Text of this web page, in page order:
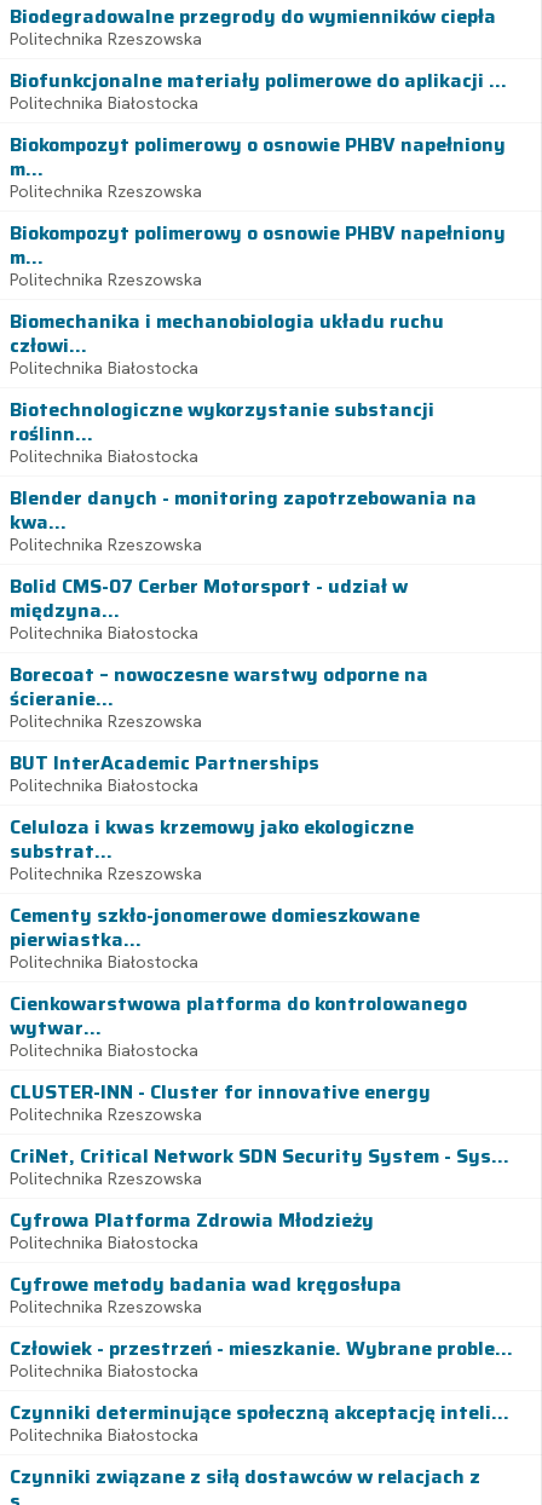
Biodegradowalne przegrody do wymienników ciepła
Politechnika Rzeszowska
Biofunkcjonalne materiały polimerowe do aplikacji ...
Politechnika Białostocka
Biokompozyt polimerowy o osnowie PHBV napełniony
m...
Politechnika Rzeszowska
Biokompozyt polimerowy o osnowie PHBV napełniony
m...
Politechnika Rzeszowska
Biomechanika i mechanobiologia układu ruchu
człowi...
Politechnika Białostocka
Biotechnologiczne wykorzystanie substancji
roślinn...
Politechnika Białostocka
Blender danych - monitoring zapotrzebowania na
kwa...
Politechnika Rzeszowska
Bolid CMS-07 Cerber Motorsport - udział w
międzyna...
Politechnika Białostocka
Borecoat – nowoczesne warstwy odporne na
ścieranie...
Politechnika Rzeszowska
BUT InterAcademic Partnerships
Politechnika Białostocka
Celuloza i kwas krzemowy jako ekologiczne
substrat...
Politechnika Rzeszowska
Cementy szkło-jonomerowe domieszkowane
pierwiastka...
Politechnika Białostocka
Cienkowarstwowa platforma do kontrolowanego
wytwar...
Politechnika Białostocka
CLUSTER-INN - Cluster for innovative energy
Politechnika Rzeszowska
CriNet, Critical Network SDN Security System - Sys...
Politechnika Rzeszowska
Cyfrowa Platforma Zdrowia Młodzieży
Politechnika Białostocka
Cyfrowe metody badania wad kręgosłupa
Politechnika Rzeszowska
Człowiek - przestrzeń - mieszkanie. Wybrane proble...
Politechnika Białostocka
Czynniki determinujące społeczną akceptację inteli...
Politechnika Białostocka
Czynniki związane z siłą dostawców w relacjach z